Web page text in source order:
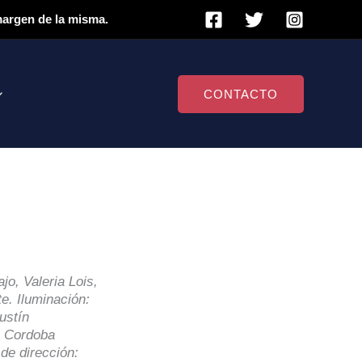
de la misma.
CONTACTO
Valeria Lois,
Iluminación:
dirección: